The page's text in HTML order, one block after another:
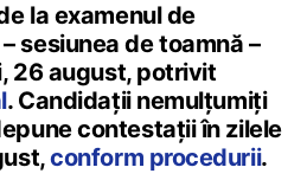
la examenul de
sesiunea de toamnă –
26 august, potrivit
. Candidații nemulțumiți
contestații în zilele
conform procedurii.